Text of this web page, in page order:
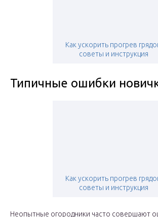
Как ускорить прогрев
советы и инструкция
Типичные ошибки
Как ускорить прогрев
советы и инструкция
Неопытные огородники часто совершают